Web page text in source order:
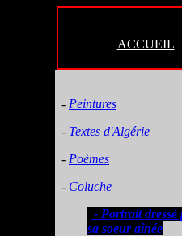
ACCUEIL
- Peintures
- Textes d'Algérie
- Poèmes
- Coluche
- Portrait
sa soeur aînée